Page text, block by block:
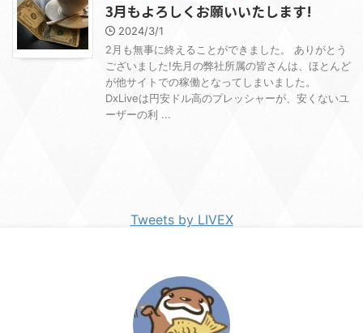
3月もよろしくお願いいたします!
2024/3/1
2月も無事に終えることができました。 ありがとう
ございました!先月の弊社所属の皆さんは、ほとんど
が他サイトでの稼働となってしまいました。
DxLiveは円安ドル高のプレッシャーが、安くないユ
ーザーの利 ...
Tweets by LIVEX